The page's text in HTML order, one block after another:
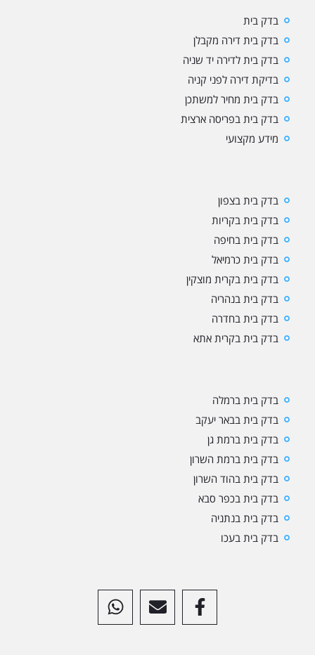
בדק בית
בדק בית דירה מקבלן
בדק בית לדירה יד שניה
בדיקת דירה לפני קניה
בדק בית מחיר למשתכן
בדק בית בפריסה ארצית
מידע מקצועי
בדק בית בצפון
בדק בית בקריות
בדק בית בחיפה
בדק בית כרמיאל
בדק בית בקרית מוצקין
בדק בית בנהריה
בדק בית בחדרה
בדק בית בקרית אתא
בדק בית ברמלה
בדק בית בבאר יעקב
בדק בית ברמת גן
בדק בית ברמת השרון
בדק בית בהוד השרון
בדק בית בכפר סבא
בדק בית בנתניה
בדק בית בעכו